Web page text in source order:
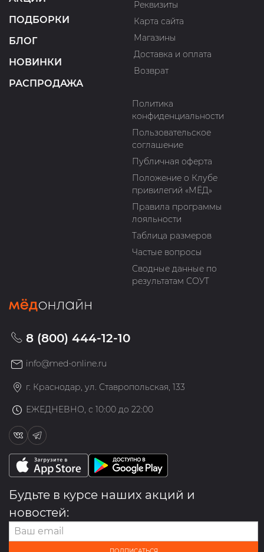
ПОДБОРКИ
БЛОГ
НОВИНКИ
РАСПРОДАЖА
Реквизиты
Карта сайта
Магазины
Доставка и оплата
Возврат
Политика
конфиденциальности
Пользовательское
соглашение
Публичная оферта
Положение о Клубе
привилегий «МЁД»
Правила программы
лояльности
Таблица размеров
Частые вопросы
Сводные данные по
результатам СОУТ
8 (800) 444-12-10
info@med-online.ru
г. Краснодар, ул. Ставропольская, 133
ЕЖЕДНЕВНО, с 10:00 до 22:00
Будьте в курсе наших акций и
новостей: